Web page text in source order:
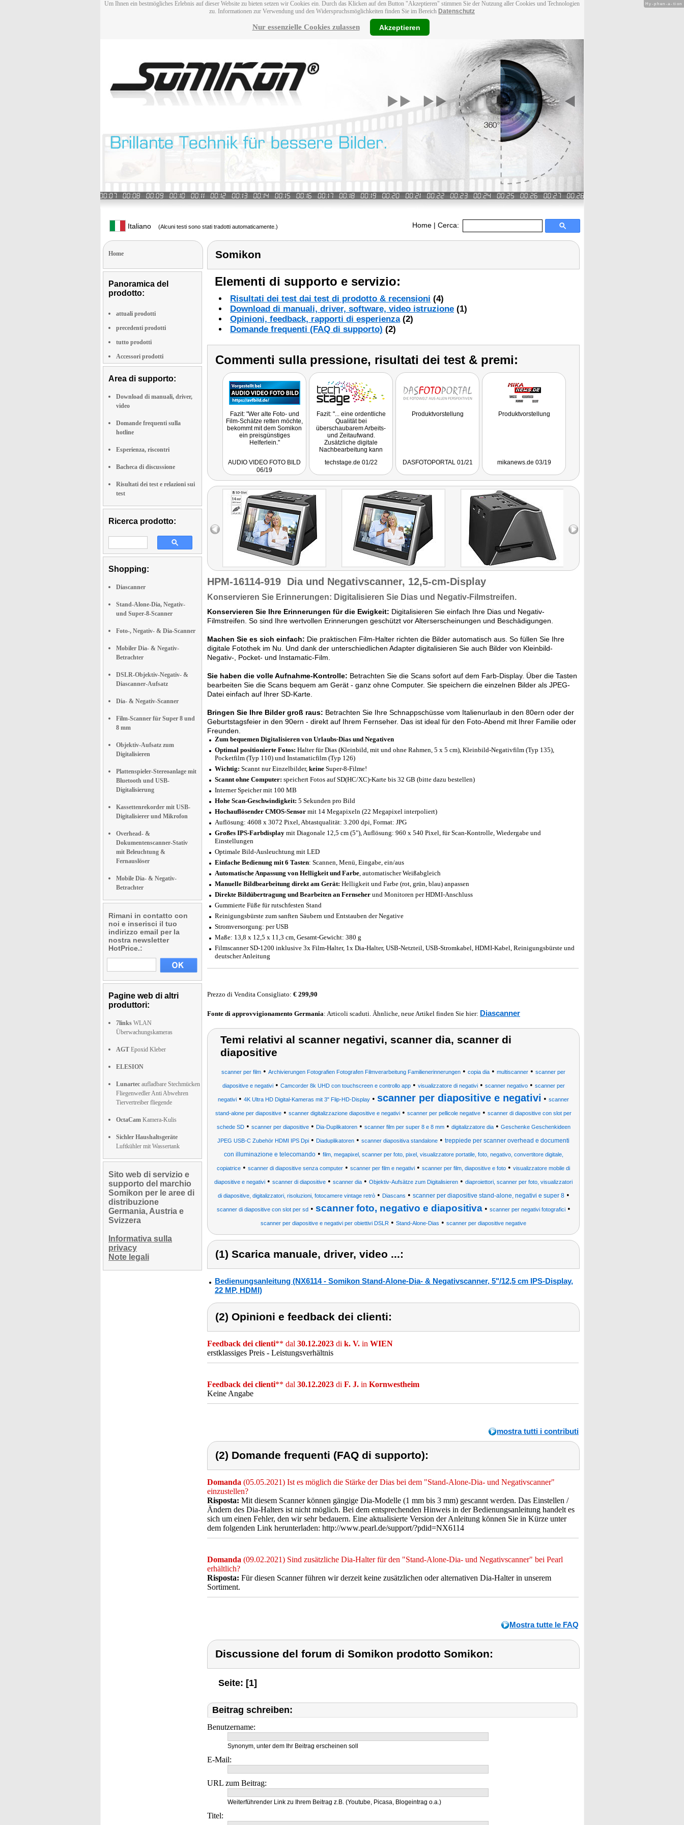
Um Ihnen ein bestmögliches Erlebnis auf dieser Website zu bieten setzen wir Cookies ein. Durch das Klicken auf den Button "Akzeptieren" stimmen Sie der Nutzung aller Cookies und Technologien
zu. Informationen zur Verwendung und den Widerspruchsmöglichkeiten finden Sie im Bereich Datenschutz
Nur essenzielle Cookies zulassen Akzeptieren
Italiano (Alcuni testi sono stati tradotti automaticamente.) Home | Cerca:
Home
Panoramica del
prodotto:
attuali prodotti
precedenti prodotti
tutto prodotti
Accessori prodotti
Area di supporto:
Download di manuali, driver,
video
Domande frequenti sulla
hotline
Esperienza, riscontri
Bacheca di discussione
Risultati dei test e relazioni sui
test
Ricerca prodotto:
Shopping:
Diascanner
Stand-Alone-Dia, Negativ-
und Super-8-Scanner
Foto-, Negativ- & Dia-Scanner
Mobiler Dia- & Negativ-
Betrachter
DSLR-Objektiv-Negativ- &
Diascanner-Aufsatz
Dia- & Negativ-Scanner
Film-Scanner für Super 8 und
8 mm
Objektiv-Aufsatz zum
Digitalisieren
Plattenspieler-Stereoanlage mit
Bluetooth und USB-
Digitalisierung
Kassettenrekorder mit USB-
Digitalisierer und Mikrofon
Overhead- &
Dokumentenscanner-Stativ
mit Beleuchtung &
Fernauslöser
Mobile Dia- & Negativ-
Betrachter
Rimani in contatto con
noi e inserisci il tuo
indirizzo email per la
nostra newsletter
HotPrice.:
Pagine web di altri
produttori:
7links WLAN
Überwachungskameras
AGT Epoxid Kleber
ELESION
Lunartec aufladbare Stechmücken
Fliegenwedler Anti Abwehren
Tiervertreiber fliegende
OctaCam Kamera-Kulis
Sichler Haushaltsgeräte
Luftkühler mit Wassertank
Sito web di servizio e
supporto del marchio
Somikon per le aree di
distribuzione
Germania, Austria e
Svizzera
Informativa sulla
privacy
Note legali
Somikon
Elementi di supporto e servizio:
Risultati dei test dai test di prodotto & recensioni (4)
Download di manuali, driver, software, video istruzione (1)
Opinioni, feedback, rapporti di esperienza(2)
Domande frequenti (FAQ di supporto) (2)
Commenti sulla pressione, risultati dei test & premi:
Fazit: "Wer alte Foto- und
Film-Schätze retten möchte,
bekommt mit dem Somikon
ein preisgünstiges
Helferlein."
AUDIO VIDEO FOTO BILD
06/19
Fazit: "... eine ordentliche
Qualität bei
überschaubarem Arbeits-
und Zeitaufwand.
Zusätzliche digitale
Nachbearbeitung kann
es aber in den meisten
techstage.de 01/22
Produktvorstellung
DASFOTOPORTAL 01/21
Produktvorstellung
mikanews.de 03/19
HPM-16114-919 Dia und Negativscanner, 12,5-cm-Display
Konservieren Sie Erinnerungen: Digitalisieren Sie Dias und Negativ-Filmstreifen.
Konservieren Sie Ihre Erinnerungen für die Ewigkeit: Digitalisieren Sie einfach Ihre Dias und Negativ-
Filmstreifen. So sind Ihre wertvollen Erinnerungen geschützt vor Alterserscheinungen und Beschädigungen.
Machen Sie es sich einfach: Die praktischen Film-Halter richten die Bilder automatisch aus. So füllen Sie Ihre
digitale Fotothek im Nu. Und dank der unterschiedlichen Adapter digitalisieren Sie auch Bilder von Kleinbild-
Negativ-, Pocket- und Instamatic-Film.
Sie haben die volle Aufnahme-Kontrolle: Betrachten Sie die Scans sofort auf dem Farb-Display. Über die Tasten
bearbeiten Sie die Scans bequem am Gerät - ganz ohne Computer. Sie speichern die einzelnen Bilder als JPEG-
Datei einfach auf Ihrer SD-Karte.
Bringen Sie Ihre Bilder groß raus: Betrachten Sie Ihre Schnappschüsse vom Italienurlaub in den 80ern oder der
Geburtstagsfeier in den 90ern - direkt auf Ihrem Fernseher. Das ist ideal für den Foto-Abend mit Ihrer Familie oder
Freunden.
Zum bequemen Digitalisieren von Urlaubs-Dias und Negativen
Optimal positionierte Fotos: Halter für Dias (Kleinbild, mit und ohne Rahmen, 5 x 5 cm), Kleinbild-Negativfilm (Typ 135),
Pocketfilm (Typ 110) und Instamaticfilm (Typ 126)
Wichtig: Scannt nur Einzelbilder, keine Super-8-Filme!
Scannt ohne Computer: speichert Fotos auf SD(HC/XC)-Karte bis 32 GB (bitte dazu bestellen)
Interner Speicher mit 100 MB
Hohe Scan-Geschwindigkeit: 5 Sekunden pro Bild
Hochauflösender CMOS-Sensor mit 14 Megapixeln (22 Megapixel interpoliert)
Auflösung: 4608 x 3072 Pixel, Abtastqualität: 3.200 dpi, Format: JPG
Großes IPS-Farbdisplay mit Diagonale 12,5 cm (5"), Auflösung: 960 x 540 Pixel, für Scan-Kontrolle, Wiedergabe und
Einstellungen
Optimale Bild-Ausleuchtung mit LED
Einfache Bedienung mit 6 Tasten: Scannen, Menü, Eingabe, ein/aus
Automatische Anpassung von Helligkeit und Farbe, automatischer Weißabgleich
Manuelle Bildbearbeitung direkt am Gerät: Helligkeit und Farbe (rot, grün, blau) anpassen
Direkte Bildübertragung und Bearbeiten an Fernseher und Monitoren per HDMI-Anschluss
Gummierte Füße für rutschfesten Stand
Reinigungsbürste zum sanften Säubern und Entstauben der Negative
Stromversorgung: per USB
Maße: 13,8 x 12,5 x 11,3 cm, Gesamt-Gewicht: 380 g
Filmscanner SD-1200 inklusive 3x Film-Halter, 1x Dia-Halter, USB-Netzteil, USB-Stromkabel, HDMI-Kabel, Reinigungsbürste und
deutscher Anleitung
Prezzo di Vendita Consigliato: € 299,90
Fonte di approvvigionamento Germania: Articoli scaduti. Ähnliche, neue Artikel finden Sie hier: Diascanner
Temi relativi al scanner negativi, scanner dia, scanner di
diapositive
scanner per film • Archivierungen Fotografien Fotografen Filmverarbeitung Familienerinnerungen • copia dia • multiscanner • scanner per
diapositive e negativi• Camcorder 8k UHD con touchscreen e controllo app• visualizzatore di negativi• scanner negativo• scanner per
negativi • 4K Ultra HD Digital-Kameras mit 3" Flip-HD-Display • scanner per diapositive e negativi • scanner
stand-alone per diapositive • scanner digitalizzazione diapositive e negativi • scanner per pellicole negative • scanner di diapositive con slot per
schede SD• scanner per diapositive• Dia-Duplikatoren• scanner film per super 8 e 8 mm• digitalizzatore dia• Geschenke Geschenkideen
JPEG USB-C Zubehör HDMI IPS Dpi • Diaduplikatoren • scanner diapositiva standalone • treppiede per scanner overhead e documenti
con illuminazione e telecomando• film, megapixel, scanner per foto, pixel, visualizzatore portatile, foto, negativo, convertitore digitale,
copiatrice • scanner di diapositive senza computer • scanner per film e negativi • scanner per film, diapositive e foto • visualizzatore mobile di
diapositive e negativi • scanner di diapositive • scanner dia • Objektiv-Aufsätze zum Digitalisieren • diaproiettori, scanner per foto, visualizzatori
di diapositive, digitalizzatori, risoluzioni, fotocamere vintage retrò• Diascans • scanner per diapositive stand-alone, negativi e super 8•
scanner di diapositive con slot per sd• scanner foto, negativo e diapositiva• scanner per negativi fotografici•
scanner per diapositive e negativi per obiettivi DSLR • Stand-Alone-Dias • scanner per diapositive negative
(1) Scarica manuale, driver, video ...:
Bedienungsanleitung (NX6114 - Somikon Stand-Alone-Dia- & Negativscanner, 5"/12,5 cm IPS-Display,
22 MP, HDMI)
(2) Opinioni e feedback dei clienti:
Feedback dei clienti** dal 30.12.2023 di k. V. in WIEN
erstklassiges Preis - Leistungsverhältnis
Feedback dei clienti** dal 30.12.2023 di F. J. in Kornwestheim
Keine Angabe
mostra tutti i contributi
(2) Domande frequenti (FAQ di supporto):
Domanda (05.05.2021) Ist es möglich die Stärke der Dias bei dem "Stand-Alone-Dia- und Negativscanner"
einzustellen?
Risposta: Mit diesem Scanner können gängige Dia-Modelle (1 mm bis 3 mm) gescannt werden. Das Einstellen /
Ändern des Dia-Halters ist nicht möglich. Bei dem entsprechenden Hinweis in der Bedienungsanleitung handelt es
sich um einen Fehler, den wir sehr bedauern. Eine aktualisierte Version der Anleitung können Sie in Kürze unter
dem folgenden Link herunterladen: http://www.pearl.de/support/?pdid=NX6114
Domanda (09.02.2021) Sind zusätzliche Dia-Halter für den "Stand-Alone-Dia- und Negativscanner" bei Pearl
erhältlich?
Risposta: Für diesen Scanner führen wir derzeit keine zusätzlichen oder alternativen Dia-Halter in unserem
Sortiment.
Mostra tutte le FAQ
Discussione del forum di Somikon prodotto Somikon:
Seite: [1]
Beitrag schreiben:
Benutzername:
Synonym, unter dem Ihr Beitrag erscheinen soll
E-Mail:
URL zum Beitrag:
Weiterführender Link zu Ihrem Beitrag z.B. (Youtube, Picasa, Blogeintrag o.a.)
Titel:
Hy-phen-a-tion